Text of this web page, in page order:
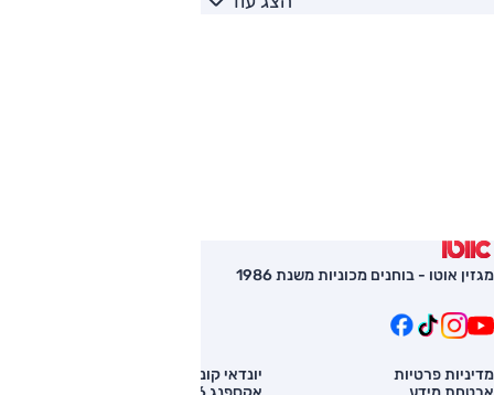
מגזין אוטו - בוחנים מכוניות משנת 1986
מדיניות פרטיות
יונדאי קונה